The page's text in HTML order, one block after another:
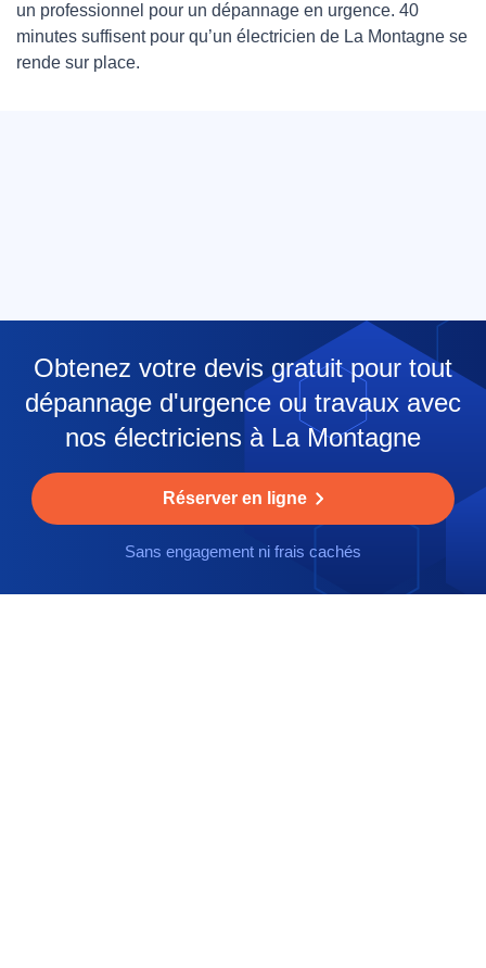
un professionnel pour un dépannage en urgence. 40
minutes suffisent pour qu’un électricien de La Montagne se
rende sur place.
Obtenez votre devis gratuit pour tout
dépannage d'urgence ou travaux avec
nos électriciens à La Montagne
Réserver en ligne
Sans engagement ni frais cachés